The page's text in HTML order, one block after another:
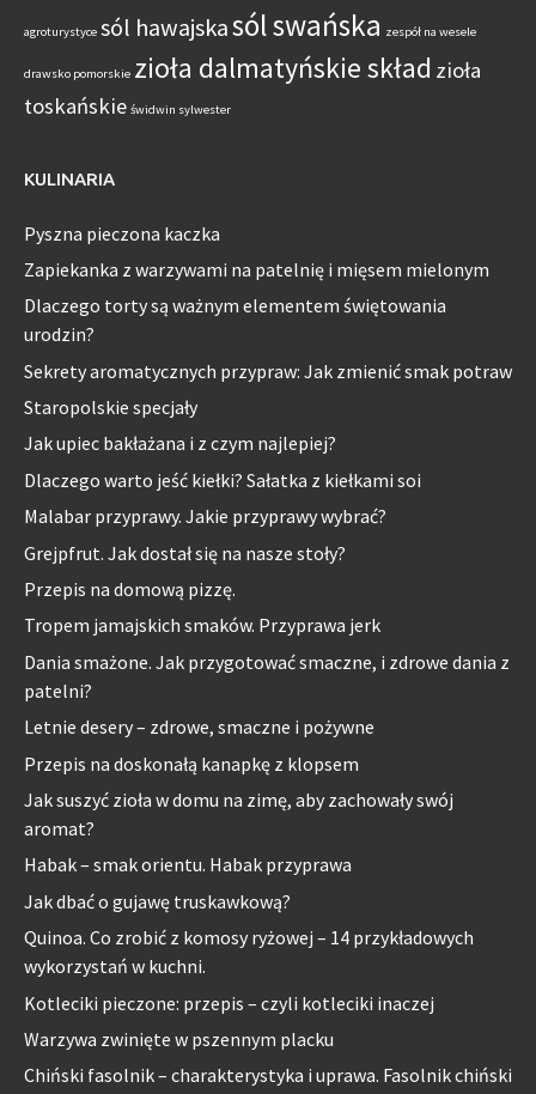
agroturystyce sól hawajskasól swańska zespół na wesele
drawsko pomorskie zioła dalmatyńskie skład zioła
toskańskie świdwin sylwester
KULINARIA
Pyszna pieczona kaczka
Zapiekanka z warzywami na patelnię i mięsem mielonym
Dlaczego torty są ważnym elementem świętowania
urodzin?
Sekrety aromatycznych przypraw: Jak zmienić smak potraw
Staropolskie specjały
Jak upiec bakłażana i z czym najlepiej?
Dlaczego warto jeść kiełki? Sałatka z kiełkami soi
Malabar przyprawy. Jakie przyprawy wybrać?
Grejpfrut. Jak dostał się na nasze stoły?
Przepis na domową pizzę.
Tropem jamajskich smaków. Przyprawa jerk
Dania smażone. Jak przygotować smaczne, i zdrowe dania z
patelni?
Letnie desery – zdrowe, smaczne i pożywne
Przepis na doskonałą kanapkę z klopsem
Jak suszyć zioła w domu na zimę, aby zachowały swój
aromat?
Habak – smak orientu. Habak przyprawa
Jak dbać o gujawę truskawkową?
Quinoa. Co zrobić z komosy ryżowej – 14 przykładowych
wykorzystań w kuchni.
Kotleciki pieczone: przepis – czyli kotleciki inaczej
Warzywa zwinięte w pszennym placku
Chiński fasolnik – charakterystyka i uprawa. Fasolnik chiński